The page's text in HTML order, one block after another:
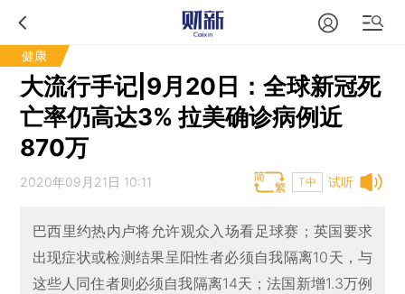
健康
大流行手记|9月20日：全球新冠死
亡率仍高达3% 拉美确诊病例近
870万
试听
2020年09月21日 10:11 T中
巴西里约热内卢将允许观众入场看足球赛；英国要求
出现症状或检测结果呈阳性者必须自我隔离10天，与
这些人同住者则必须自我隔离14天；法国新增1.3万例